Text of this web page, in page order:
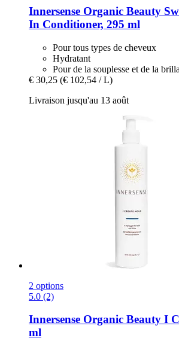
Innersense Organic Beauty
In Conditioner, 295 ml
Pour tous types de cheveux
Hydratant
Pour de la souplesse et de la
€ 30,25 (€ 102,54 / L)
Livraison jusqu'au 13 août
2 options
5.0 (2)
Innersense Organic Beauty I
ml